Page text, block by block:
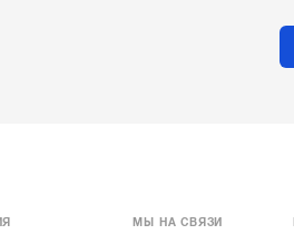
МЫ НА СВЯЗИ